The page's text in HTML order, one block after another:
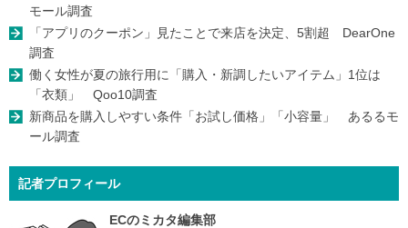
モール調査
「アプリのクーポン」見たことで来店を決定、5割超 DearOne
調査
働く女性が夏の旅行用に「購入・新調したいアイテム」1位は
「衣類」 Qoo10調査
新商品を購入しやすい条件「お試し価格」「小容量」 あるるモ
ール調査
記者プロフィール
ECのミカタ編集部